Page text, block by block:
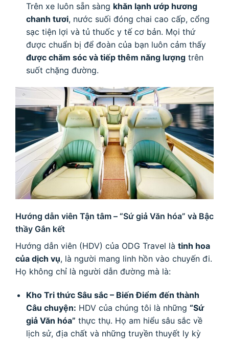
Trên xe luôn sẵn sàng khăn lạnh ướp hương
chanh tươi, nước suối đóng chai cao cấp, cổng
sạc tiện lợi và tủ thuốc y tế cơ bản. Mọi thứ
được chuẩn bị để đoàn của bạn luôn cảm thấy
được chăm sóc và tiếp thêm năng lượngtrên
suốt chặng đường.
Hướng dẫn viên Tận tâm – “Sứ giả Văn hóa” và Bậc
thầy Gắn kết
Hướng dẫn viên (HDV) của ODG Travel là tinh hoa
của dịch vụ, là người mang linh hồn vào chuyến đi.
Họ không chỉ là người dẫn đường mà là:
Kho Tri thức Sâu sắc – Biến Điểm đến thành
Câu chuyện: HDV của chúng tôi là những “Sứ
giả Văn hóa” thực thụ. Họ am hiểu sâu sắc về
lịch sử, địa chất và những truyền thuyết ly kỳ